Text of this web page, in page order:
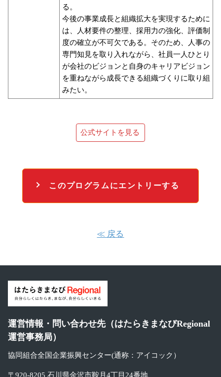
る。
今後の事業成長と組織拡大を実現するために
は、人材要件の整理、採用力の強化、評価制
度の確立が不可欠である。そのため、人事の
専門知見を取り入れながら、社員一人ひとり
が会社のビジョンと自身のキャリアビジョン
を重ねながら成長できる組織づくりに取り組
みたい。
公式サイトを見る
このプログラムにエントリーする
≪ 戻る
運営情報・問い合わせ先（はたらきまなびRegional
運営事務局）
協同組合全国企業振興センター(通称：アイコック）
〒920-8205 石川県金沢市鞍月4丁目24番地